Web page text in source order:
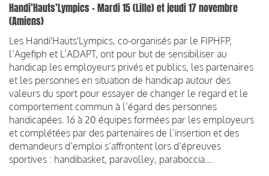
Handi’Hauts’Lympics - Mardi 15 (Lille) et jeudi 17 novembre
(Amiens)
Les Handi'Hauts'Lympics, co-organisés par le FIPHFP,
l’Agefiph et L’ADAPT, ont pour but de sensibiliser au
handicap les employeurs privés et publics, les partenaires
et les personnes en situation de handicap autour des
valeurs du sport pour essayer de changer le regard et le
comportement commun à l’égard des personnes
handicapées. 16 à 20 équipes formées par les employeurs
et complétées par des partenaires de l’insertion et des
demandeurs d’emploi s’affrontent lors d’épreuves
sportives : handibasket, paravolley, paraboccia….